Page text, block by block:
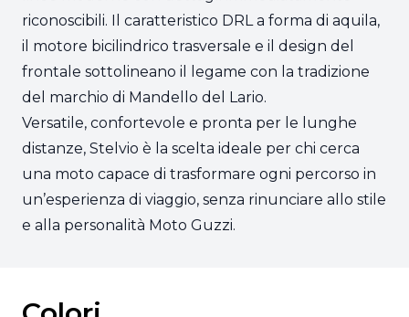
riconoscibili. Il caratteristico DRL a forma di aquila,
il motore bicilindrico trasversale e il design del
frontale sottolineano il legame con la tradizione
del marchio di Mandello del Lario.
Versatile, confortevole e pronta per le lunghe
distanze, Stelvio è la scelta ideale per chi cerca
una moto capace di trasformare ogni percorso in
un’esperienza di viaggio, senza rinunciare allo stile
e alla personalità Moto Guzzi.